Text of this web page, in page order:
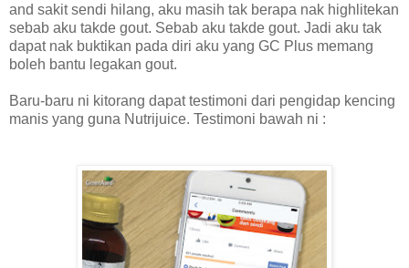
and sakit sendi hilang, aku masih tak berapa nak highlitekan
sebab aku takde gout. Sebab aku takde gout. Jadi aku tak
dapat nak buktikan pada diri aku yang GC Plus memang
boleh bantu legakan gout.
Baru-baru ni kitorang dapat testimoni dari pengidap kencing
manis yang guna Nutrijuice. Testimoni bawah ni :